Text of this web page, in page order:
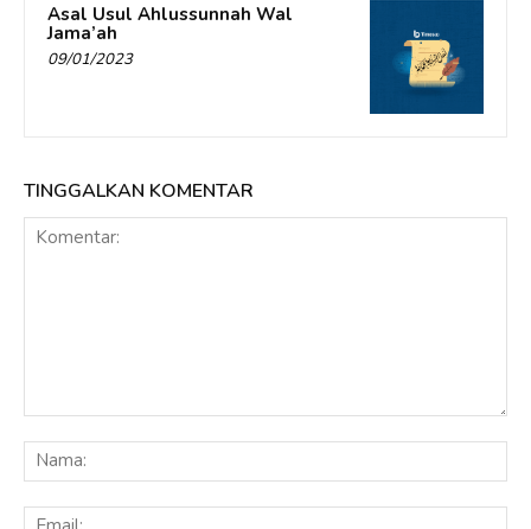
Asal Usul Ahlussunnah Wal
Jama’ah
09/01/2023
TINGGALKAN KOMENTAR